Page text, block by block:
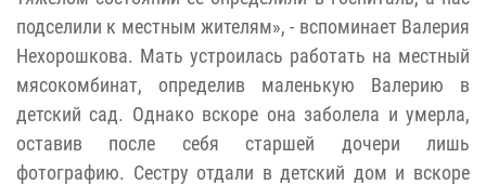
подселили к местным жителям», - вспоминает Валерия
Нехорошкова. Мать устроилась работать на местный
мясокомбинат, определив маленькую Валерию в
детский сад. Однако вскоре она заболела и умерла,
оставив после себя старшей дочери лишь
фотографию. Сестру отдали в детский дом и вскоре